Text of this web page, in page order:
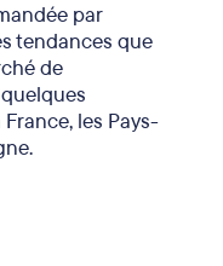
par
tendances que
de
les Pays-